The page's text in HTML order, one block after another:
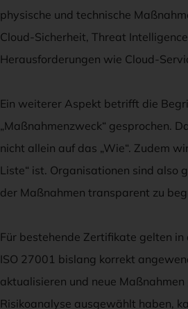
physische und technische
Cloud-Sicherheit, Threat
Herausforderungen wie Cloud-
Ein weiterer Aspekt betrifft die
„Maßnahmenzweck“ gesprochen.
nicht allein auf das „Wie“. Zudem
Liste“ ist. Organisationen sind also
der Maßnahmen transparent zu
Für bestehende Zertifikate gelten
ISO 27001 bislang korrekt
aktualisieren und neue
Risikoanalyse ausgewählt haben,